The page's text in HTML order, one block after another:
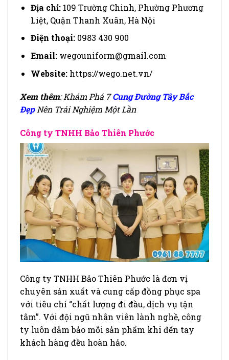
Địa chỉ:109 Trường Chinh, Phường Phương
Liệt, Quận Thanh Xuân, Hà Nội
Điện thoại:0983 430 900
Email: wegouniform@gmail.com
Website:https://wego.net.vn/
Xem thêm: Khám Phá 7Cung Đường Tây Bắc
ĐẹpNên Trải Nghiệm Một Lần
Công ty TNHH Bảo Thiên Phước
Công ty TNHH Bảo Thiên Phước là đơn vị
chuyên sản xuất và cung cấp đồng phục spa
với tiêu chí “chất lượng đi đầu, dịch vụ tận
tâm”. Với đội ngũ nhân viên lành nghề, công
ty luôn đảm bảo mỗi sản phẩm khi đến tay
khách hàng đều hoàn hảo.